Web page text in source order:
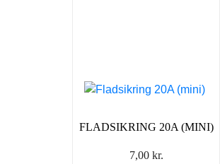
FLADSIKRING 20A (MINI)
7,00 kr.